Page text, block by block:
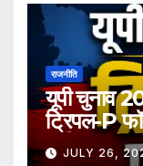
राजनीति
यूपी चुनाव
ट्रिपल-P
समीकरण?
JULY 26,